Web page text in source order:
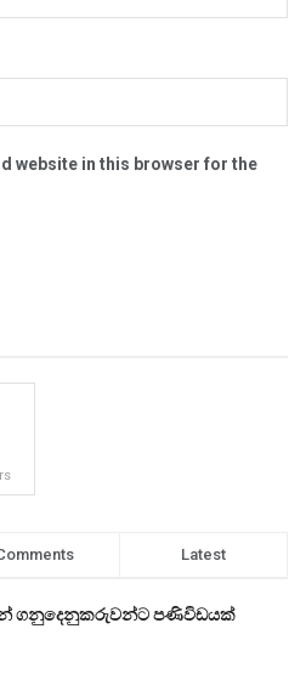
website in this browser for the
Latest
ගනුදෙනුකරුවන්ට පණිවිඩයක්